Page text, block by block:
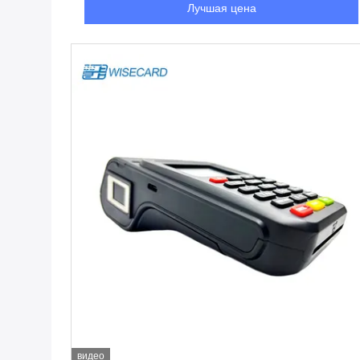
Лучшая цена
видео